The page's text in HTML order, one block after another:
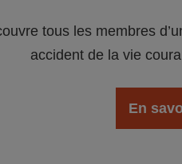
tous les membres
accident de la vie
En